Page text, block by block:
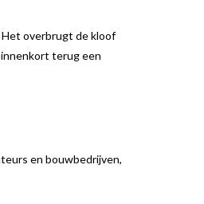
overbrugt de kloof
terug een
en bouwbedrijven,